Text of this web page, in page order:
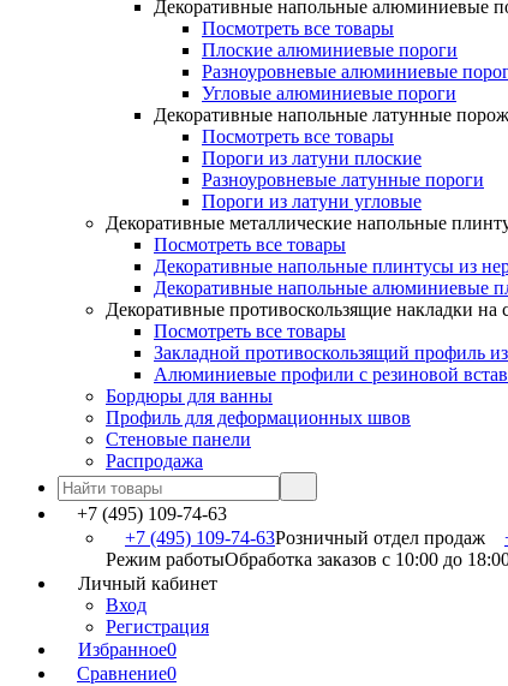
Декоративные напольные алюминиевые
Посмотреть все товары
Плоские алюминиевые пороги
Разноуровневые алюминиевые
Угловые алюминиевые пороги
Декоративные напольные латунные
Посмотреть все товары
Пороги из латуни плоские
Разноуровневые латунные пороги
Пороги из латуни угловые
Декоративные металлические напольные
Посмотреть все товары
Декоративные напольные плинтусы из
Декоративные напольные алюминиевые
Декоративные противоскользящие накладки на
Посмотреть все товары
Закладной противоскользящий профиль
Алюминиевые профили с резиновой
Бордюры для ванны
Профиль для деформационных швов
Стеновые панели
Распродажа
+7 (495) 109-74-63
+7 (495) 109-74-63Розничный отдел продаж
Режим работыОбработка заказов с 10:00 до
Личный кабинет
Вход
Регистрация
Избранное0
Сравнение0